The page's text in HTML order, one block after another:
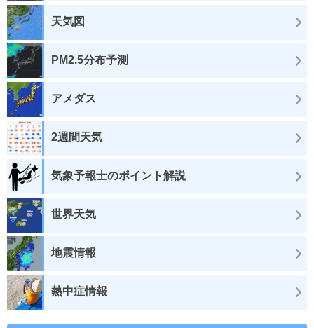
天気図
PM2.5分布予測
アメダス
2週間天気
気象予報士のポイント解説
世界天気
地震情報
熱中症情報